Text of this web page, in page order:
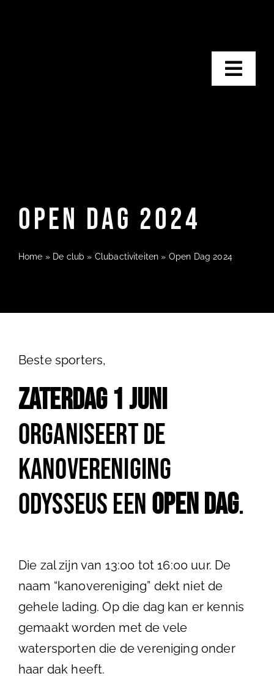
Open Dag 2024
Home » De club » Clubactiviteiten » Open Dag 2024
Beste sporters,
Zaterdag 1 juni
organiseert de
kanovereniging
Odysseus eenOpen Dag.
Die zal zijn van 13:00 tot 16:00 uur. De
naam “kanovereniging” dekt niet de
gehele lading. Op die dag kan er kennis
gemaakt worden met de vele
watersporten die de vereniging onder
haar dak heeft.